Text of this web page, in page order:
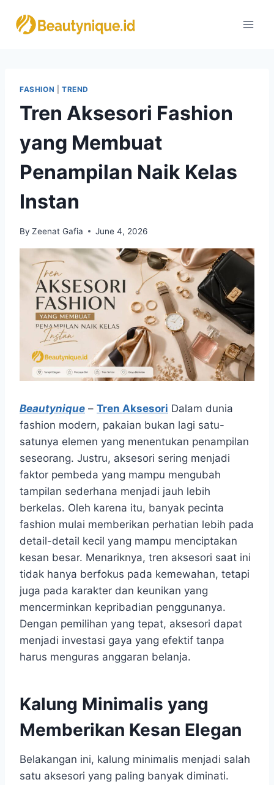
FASHION TREND
Tren Aksesori Fashion
yang Membuat
Penampilan Naik Kelas
Instan
By Zeenat Gafia June 4, 2026
Beautynique – Tren Aksesori Dalam dunia
fashion modern, pakaian bukan lagi satu-
satunya elemen yang menentukan penampilan
seseorang. Justru, aksesori sering menjadi
faktor pembeda yang mampu mengubah
tampilan sederhana menjadi jauh lebih
berkelas. Oleh karena itu, banyak pecinta
fashion mulai memberikan perhatian lebih pada
detail-detail kecil yang mampu menciptakan
kesan besar. Menariknya, tren aksesori saat ini
tidak hanya berfokus pada kemewahan, tetapi
juga pada karakter dan keunikan yang
mencerminkan kepribadian penggunanya.
Dengan pemilihan yang tepat, aksesori dapat
menjadi investasi gaya yang efektif tanpa
harus menguras anggaran belanja.
Kalung Minimalis yang
Memberikan Kesan Elegan
Belakangan ini, kalung minimalis menjadi salah
satu aksesori yang paling banyak diminati.